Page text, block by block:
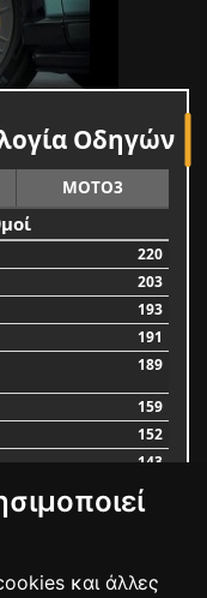
και άλλες
Οδηγών
MOTO3
220
203
193
191
189
159
152
143